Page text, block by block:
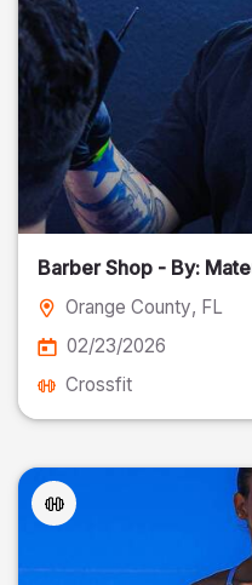
Barber Shop - By:
Orange County, FL
02/23/2026
Crossfit